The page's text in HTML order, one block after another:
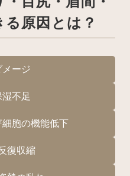
原因とは？
ージ
不足
胞の機能低下
復収縮